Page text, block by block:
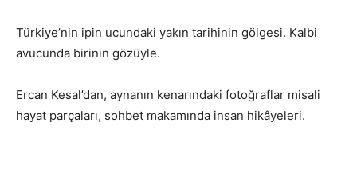
Türkiye’nin ipin ucundaki yakın tarihinin gölgesi. Kalbi
avucunda birinin gözüyle.
Ercan Kesal’dan, aynanın kenarındaki fotoğraflar misali
hayat parçaları, sohbet makamında insan hikâyeleri.